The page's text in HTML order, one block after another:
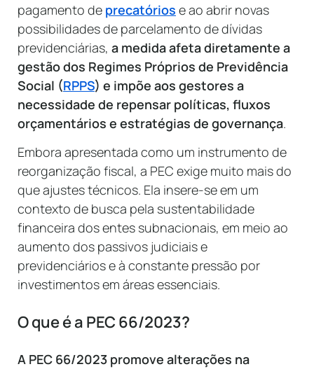
pagamento de precatórios e ao abrir novas
possibilidades de parcelamento de dívidas
previdenciárias, a medida afeta diretamente a
gestão dos Regimes Próprios de Previdência
Social (RPPS) e impõe aos gestores a
necessidade de repensar políticas, fluxos
orçamentários e estratégias de governança.
Embora apresentada como um instrumento de
reorganização fiscal, a PEC exige muito mais do
que ajustes técnicos. Ela insere-se em um
contexto de busca pela sustentabilidade
financeira dos entes subnacionais, em meio ao
aumento dos passivos judiciais e
previdenciários e à constante pressão por
investimentos em áreas essenciais.
O que é a PEC 66/2023?
A PEC 66/2023 promove alterações na